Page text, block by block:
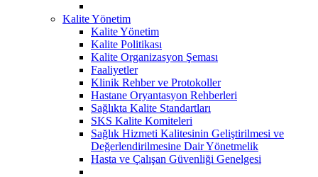
Kalite Yönetim
Kalite Yönetim
Kalite Politikası
Kalite Organizasyon Şeması
Faaliyetler
Klinik Rehber ve Protokoller
Hastane Oryantasyon Rehberleri
Sağlıkta Kalite Standartları
SKS Kalite Komiteleri
Sağlık Hizmeti Kalitesinin Geliştirilmesi ve
Değerlendirilmesine Dair Yönetmelik
Hasta ve Çalışan Güvenliği Genelgesi